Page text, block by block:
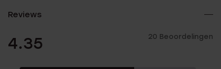
Reviews
4.35 20 Beoordelingen